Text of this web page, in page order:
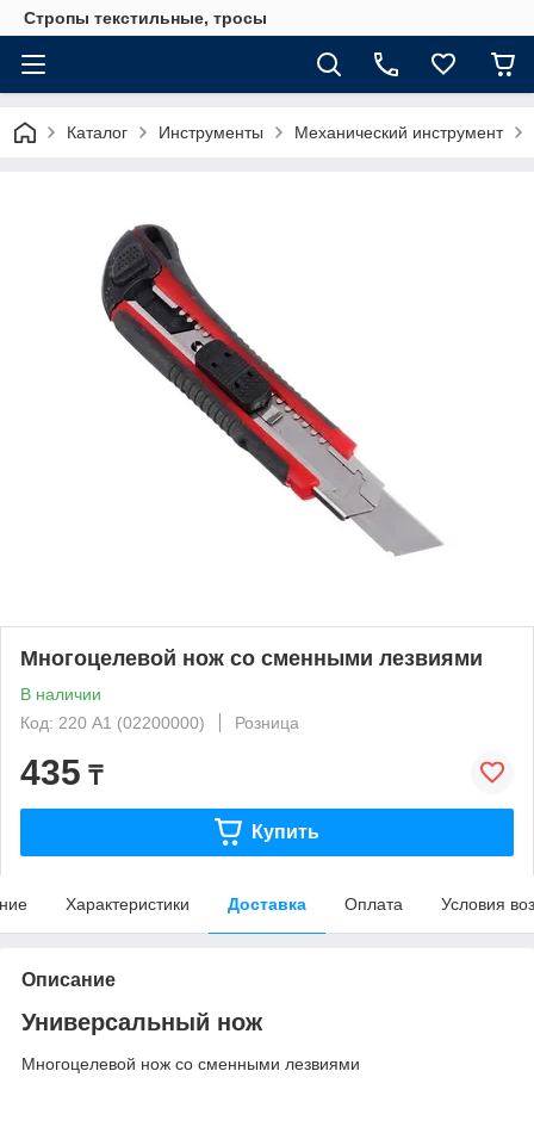
Стропы текстильные, тросы
Каталог Инструменты Механический инструмент
Многоцелевой нож со сменными лезвиями
В наличии
Код: 220 А1 (02200000)
Розница
435 ₸
Купить
Характеристики Доставка Оплата Условия
Описание
Универсальный нож
Многоцелевой нож со сменными лезвиями